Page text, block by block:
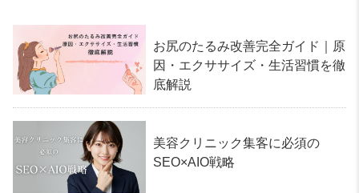
お尻のたるみ改善完全ガイド｜原
因・エクササイズ・生活習慣を徹
底解説
美容クリニック集客に必須の
SEO×AIO戦略